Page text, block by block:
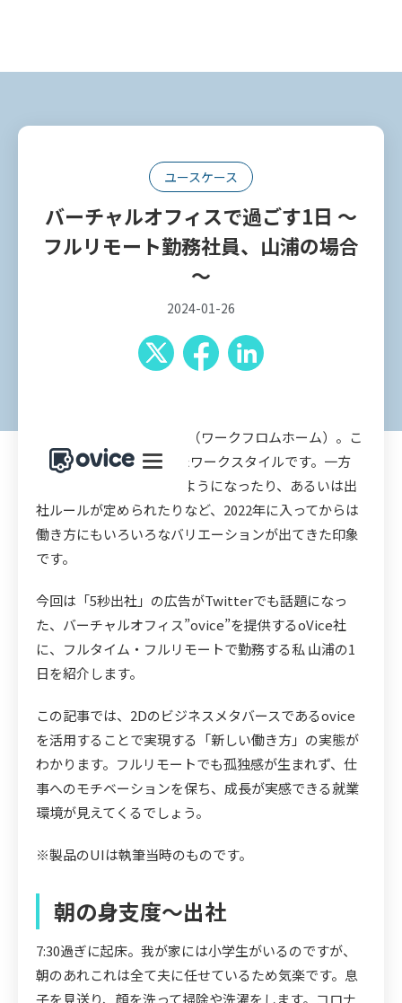
ユースケース
バーチャルオフィスで過ごす1日 ～
フルリモート勤務社員、山浦の場合
～
2024-01-26
在宅勤務、又の名をWFH（ワークフロムホーム）。こ
の2年ですっかり浸透したワークスタイルです。一方
で、徐々に出社ができるようになったり、あるいは出
社ルールが定められたりなど、2022年に入ってからは
働き方にもいろいろなバリエーションが出てきた印象
です。
今回は「5秒出社」の広告がTwitterでも話題になっ
た、バーチャルオフィス”ovice”を提供するoVice社
に、フルタイム・フルリモートで勤務する私 山浦の1
日を紹介します。
この記事では、2Dのビジネスメタバースであるovice
を活用することで実現する「新しい働き方」の実態が
わかります。フルリモートでも孤独感が生まれず、仕
事へのモチベーションを保ち、成長が実感できる就業
環境が見えてくるでしょう。
※製品のUIは執筆当時のものです。
朝の身支度～出社
7:30過ぎに起床。我が家には小学生がいるのですが、
朝のあれこれは全て夫に任せているため気楽です。息
子を見送り、顔を洗って掃除や洗濯をします。コロナ